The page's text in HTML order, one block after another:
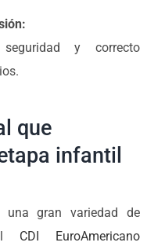
y correcto
que
infantil
una gran variedad de
CDI EuroAmericano